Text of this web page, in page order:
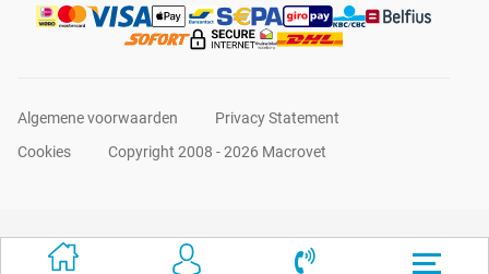
Algemene voorwaarden
Privacy Statement
Cookies
Copyright 2008 - 2026 Macrovet